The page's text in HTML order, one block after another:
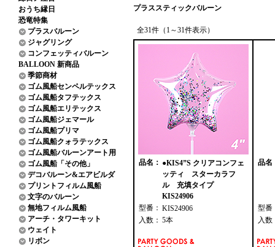
おうち縁日
恐竜特集
プラスバルーン
ジャグリング
コンフェッティバルーン
BALLOON 新商品
季節商材
ゴム風船センペルテックス
ゴム風船タフテックス
ゴム風船エリテックス
ゴム風船ジェマール
ゴム風船プリマ
ゴム風船クォラテックス
ゴム風船バルーンアート用
ゴム風船「その他」
デコバルーン&エアビルダ
プリントフィルム風船
文字のバルーン
無地フィルム風船
アーチ・タワーキット
ウェイト
リボン
プラススティックバルーン
全31件（1～31件表示）
品名： ●KIS4”S クリアコンフェ
ッティ スターカラフ
ル 充填タイプ
KIS24906
型番： KIS24906
入数： 5本
品名
型番
入数